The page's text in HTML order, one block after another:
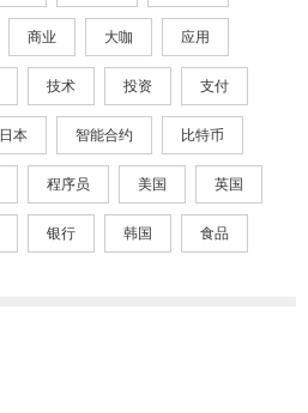
商业 大咖 应用
技术 投资 支付
日本 智能合约 比特币
程序员 美国 英国
银行 韩国 食品